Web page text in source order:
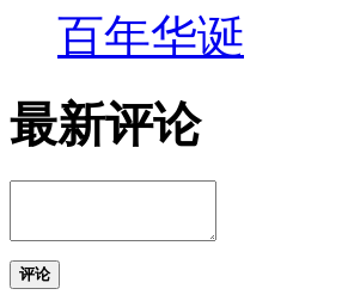
百年华诞
最新评论
评论